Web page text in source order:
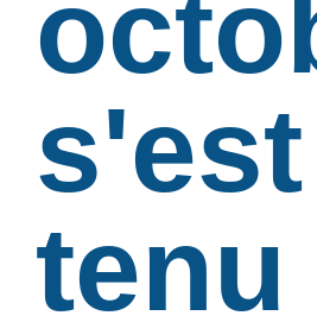
s'est
tenu